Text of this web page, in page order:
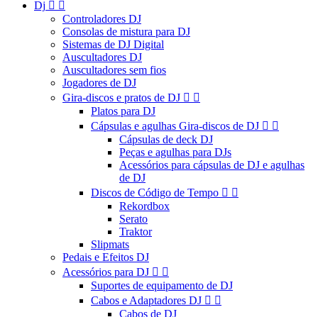
Dj  
Controladores DJ
Consolas de mistura para DJ
Sistemas de DJ Digital
Auscultadores DJ
Auscultadores sem fios
Jogadores de DJ
Gira-discos e pratos de DJ  
Platos para DJ
Cápsulas e agulhas Gira-discos de DJ  
Cápsulas de deck DJ
Peças e agulhas para DJs
Acessórios para cápsulas de DJ e agulhas
de DJ
Discos de Código de Tempo  
Rekordbox
Serato
Traktor
Slipmats
Pedais e Efeitos DJ
Acessórios para DJ  
Suportes de equipamento de DJ
Cabos e Adaptadores DJ  
Cabos de DJ